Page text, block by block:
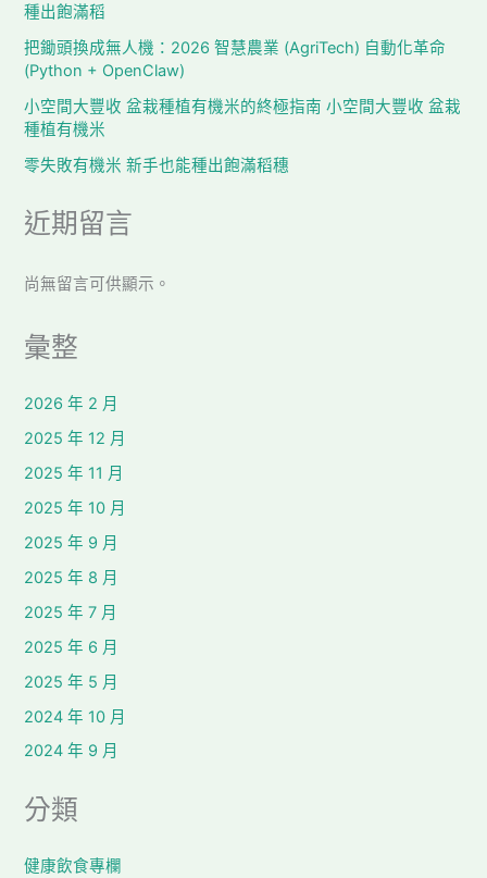
種出飽滿稻
把鋤頭換成無人機：2026 智慧農業 (AgriTech) 自動化革命
(Python + OpenClaw)
小空間大豐收 盆栽種植有機米的終極指南 小空間大豐收 盆栽
種植有機米
零失敗有機米 新手也能種出飽滿稻穗
近期留言
尚無留言可供顯示。
彙整
2026 年 2 月
2025 年 12 月
2025 年 11 月
2025 年 10 月
2025 年 9 月
2025 年 8 月
2025 年 7 月
2025 年 6 月
2025 年 5 月
2024 年 10 月
2024 年 9 月
分類
健康飲食專欄